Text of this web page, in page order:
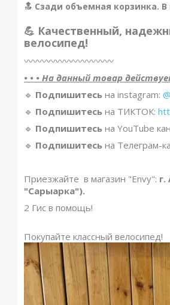
🔝 Сзади объемная корзинка.
💪 Качественный,
велосипед!
〰️〰️〰️〰️〰️〰️〰️〰️〰️〰️
• • • На данный товар
🔹️ Подпишитесь на instagram:
🔹️ Подпишитесь на ТИКТОК:
🔹️ Подпишитесь на YouTube
🔹️ Подпишитесь на Телеграм-
Приезжайте в магазин "Envy":
"Сарыарка").
2 Гис в помощь!
Покупайте классный велосипед!